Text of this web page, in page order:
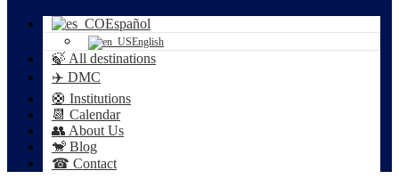
Español
English
🍃 All destinations
✈️ DMC
🛟 Institutions
📆 Calendar
👥 About Us
🐒 Blog
☎ Contact